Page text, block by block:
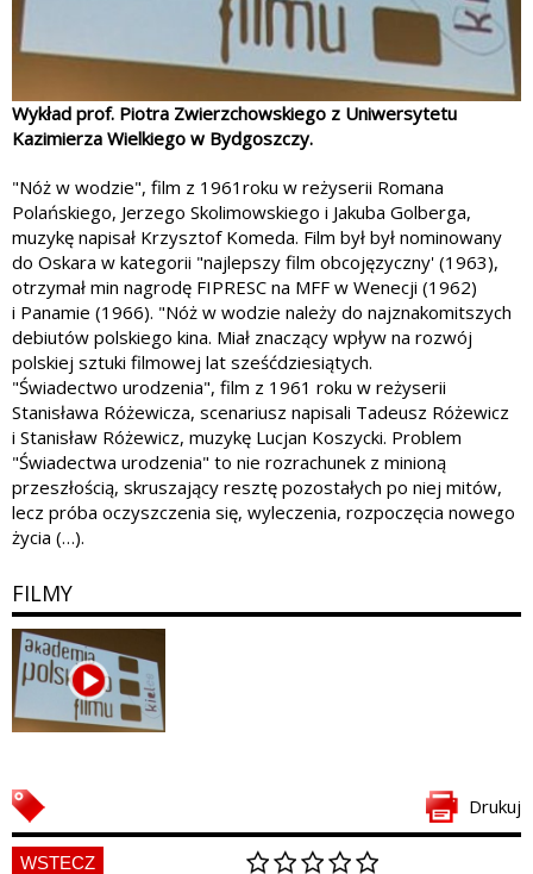
Wykład prof. Piotra Zwierzchowskiego z Uniwersytetu
Kazimierza Wielkiego w Bydgoszczy.
"Nóż w wodzie", film z 1961roku w reżyserii Romana
Polańskiego, Jerzego Skolimowskiego i Jakuba Golberga,
muzykę napisał Krzysztof Komeda. Film był był nominowany
do Oskara w kategorii "najlepszy film obcojęzyczny' (1963),
otrzymał min nagrodę FIPRESC na MFF w Wenecji (1962)
i Panamie (1966). "Nóż w wodzie należy do najznakomitszych
debiutów polskiego kina. Miał znaczący wpływ na rozwój
polskiej sztuki filmowej lat sześćdziesiątych.
"Świadectwo urodzenia", film z 1961 roku w reżyserii
Stanisława Różewicza, scenariusz napisali Tadeusz Różewicz
i Stanisław Różewicz, muzykę Lucjan Koszycki. Problem
"Świadectwa urodzenia" to nie rozrachunek z minioną
przeszłością, skruszający resztę pozostałych po niej mitów,
lecz próba oczyszczenia się, wyleczenia, rozpoczęcia nowego
życia (…).
FILMY
Drukuj
WSTECZ